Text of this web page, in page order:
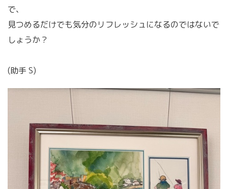
で、
見つめるだけでも気分のリフレッシュになるのではないで
しょうか？
(助手 S)